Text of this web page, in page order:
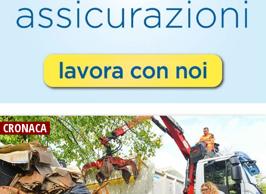
CRONACA